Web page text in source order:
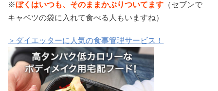
※ぼくはいつも、そのままかぶりついてます （セブンで
キャベツの袋に入れて食べる人もいますね）
＞ダイエッターに人気の食事管理サービス！